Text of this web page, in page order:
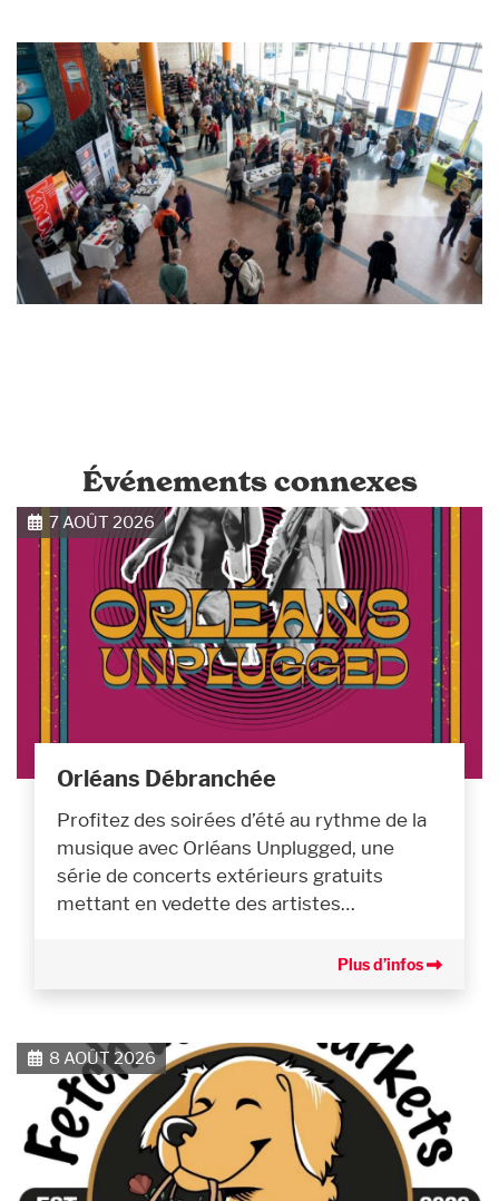
Événements connexes
7 AOÛT 2026
Orléans Débranchée
Profitez des soirées d’été au rythme de la
musique avec Orléans Unplugged, une
série de concerts extérieurs gratuits
mettant en vedette des artistes…
Plus d’infos
8 AOÛT 2026